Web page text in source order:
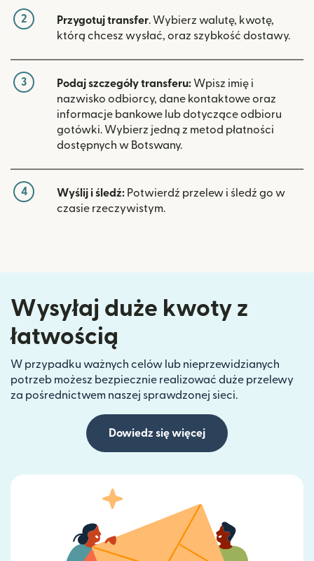
2 Przygotuj transfer. Wybierz walutę, kwotę,
którą chcesz wysłać, oraz szybkość dostawy.
3 Podaj szczegóły transferu: Wpisz imię i
nazwisko odbiorcy, dane kontaktowe oraz
informacje bankowe lub dotyczące odbioru
gotówki. Wybierz jedną z metod płatności
dostępnych w Botswany.
4 Wyślij i śledź: Potwierdź przelew i śledź go w
czasie rzeczywistym.
Wysyłaj duże kwoty z
łatwością
W przypadku ważnych celów lub nieprzewidzianych
potrzeb możesz bezpiecznie realizować duże przelewy
za pośrednictwem naszej sprawdzonej sieci.
Dowiedz się więcej